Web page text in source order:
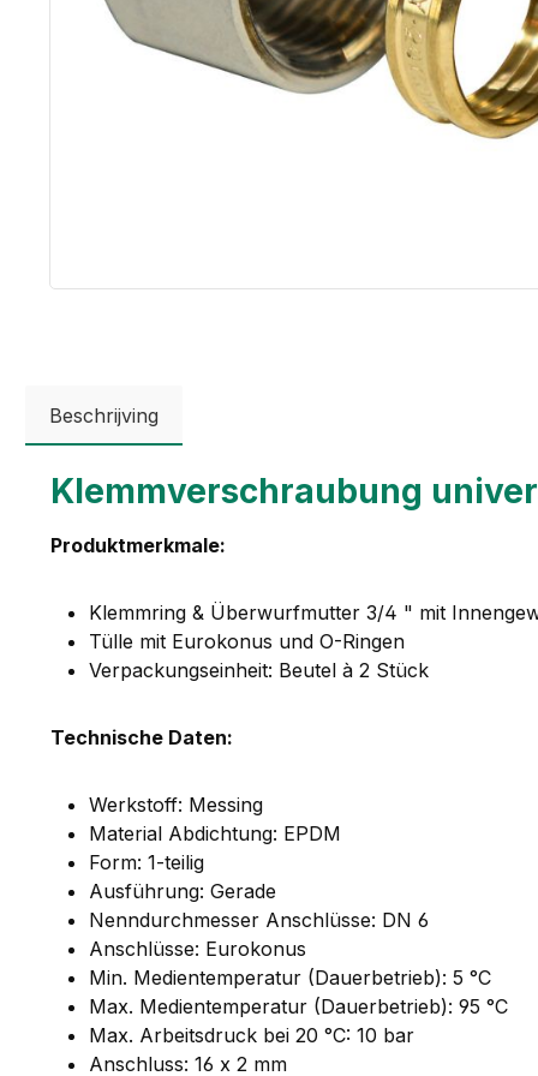
Beschrijving
Klemmverschraubung
Produktmerkmale:
Klemmring & Überwurfmutter 3/4 " mit
Tülle mit Eurokonus und O-Ringen
Verpackungseinheit: Beutel à 2 Stück
Technische Daten:
Werkstoff: Messing
Material Abdichtung: EPDM
Form: 1-teilig
Ausführung: Gerade
Nenndurchmesser Anschlüsse: DN 6
Anschlüsse: Eurokonus
Min. Medientemperatur (Dauerbetrieb): 5 °C
Max. Medientemperatur (Dauerbetrieb): 95 °C
Max. Arbeitsdruck bei 20 °C: 10 bar
Anschluss: 16 x 2 mm